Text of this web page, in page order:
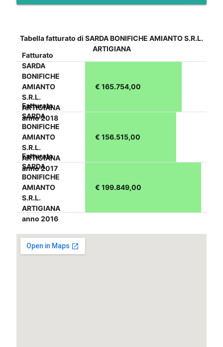
Tabella fatturato di SARDA BONIFICHE AMIANTO S.R.L.
ARTIGIANA
Fatturato
SARDA
BONIFICHE
AMIANTO
S.R.L.
ARTIGIANA
anno 2018
€ 165.754,00
Fatturato
SARDA
BONIFICHE
AMIANTO
S.R.L.
ARTIGIANA
anno 2017
€ 156.515,00
Fatturato
SARDA
BONIFICHE
AMIANTO
S.R.L.
ARTIGIANA
anno 2016
€ 199.849,00